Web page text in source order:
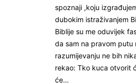
spoznaji ,koju
dubokim istraživanjem
Biblije su me oduvijek
da sam na pravom putu
razumijevanju ne bih
rekao: Tko kuca otvorit
će…